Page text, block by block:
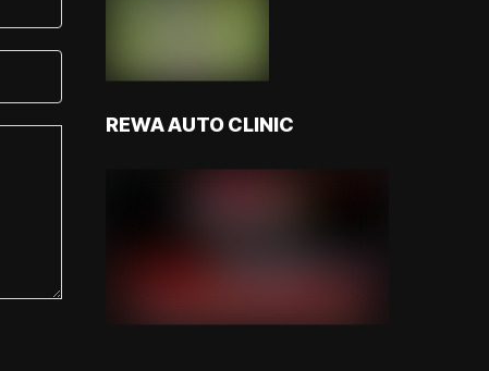
REWA AUTO CLINIC